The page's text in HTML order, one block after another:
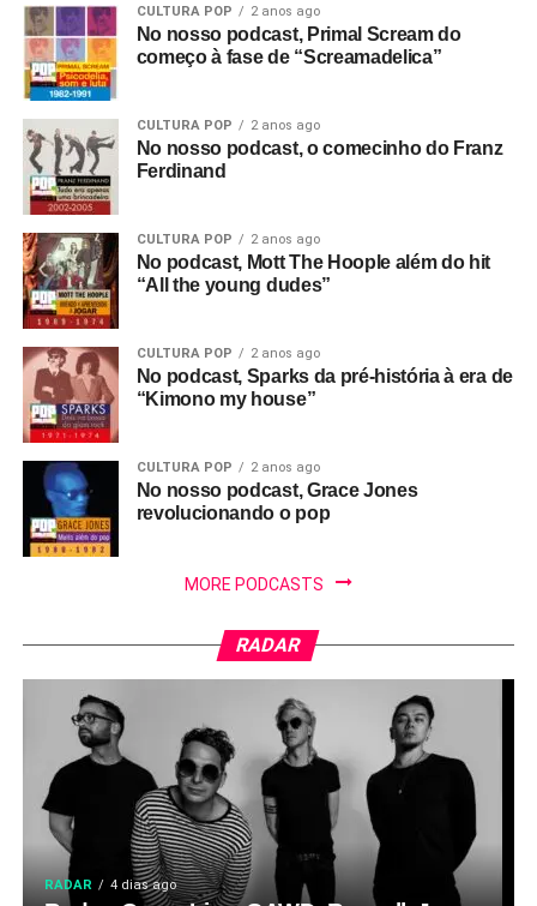
CULTURA POP 2 anos ago
No nosso podcast, Primal Scream do
começo à fase de “Screamadelica”
CULTURA POP 2 anos ago
No nosso podcast, o comecinho do Franz
Ferdinand
CULTURA POP 2 anos ago
No podcast, Mott The Hoople além do hit
“All the young dudes”
CULTURA POP 2 anos ago
No podcast, Sparks da pré-história à era de
“Kimono my house”
CULTURA POP 2 anos ago
No nosso podcast, Grace Jones
revolucionando o pop
MORE PODCASTS
RADAR
RADAR 4 dias ago